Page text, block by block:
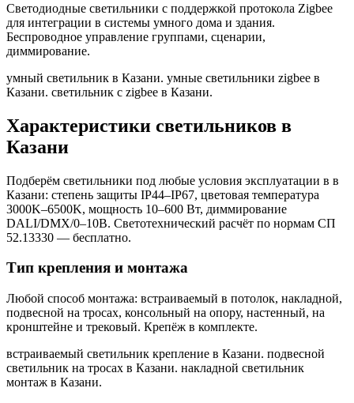
Светодиодные светильники с поддержкой протокола Zigbee
для интеграции в системы умного дома и здания.
Беспроводное управление группами, сценарии,
диммирование.
умный светильник в Казани. умные светильники zigbee в
Казани. светильник с zigbee в Казани.
Характеристики светильников в
Казани
Подберём светильники под любые условия эксплуатации в в
Казани: степень защиты IP44–IP67, цветовая температура
3000K–6500K, мощность 10–600 Вт, диммирование
DALI/DMX/0–10В. Светотехнический расчёт по нормам СП
52.13330 — бесплатно.
Тип крепления и монтажа
Любой способ монтажа: встраиваемый в потолок, накладной,
подвесной на тросах, консольный на опору, настенный, на
кронштейне и трековый. Крепёж в комплекте.
встраиваемый светильник крепление в Казани. подвесной
светильник на тросах в Казани. накладной светильник
монтаж в Казани.